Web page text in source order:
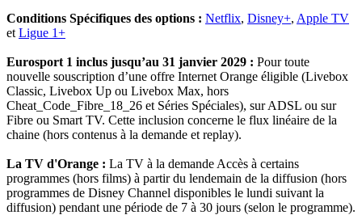
Conditions Spécifiques des options : Netflix, Disney+, Apple TV
et Ligue 1+
Eurosport 1 inclus jusqu’au 31 janvier 2029 : Pour toute
nouvelle souscription d’une offre Internet Orange éligible (Livebox
Classic, Livebox Up ou Livebox Max, hors
Cheat_Code_Fibre_18_26 et Séries Spéciales), sur ADSL ou sur
Fibre ou Smart TV. Cette inclusion concerne le flux linéaire de la
chaine (hors contenus à la demande et replay).
La TV d'Orange : La TV à la demande Accès à certains
programmes (hors films) à partir du lendemain de la diffusion (hors
programmes de Disney Channel disponibles le lundi suivant la
diffusion) pendant une période de 7 à 30 jours (selon le programme).